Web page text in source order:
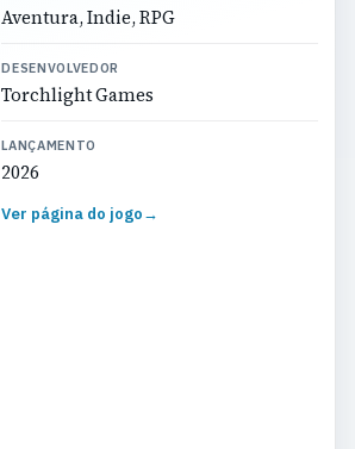
Aventura, Indie, RPG
DESENVOLVEDOR
Torchlight Games
LANÇAMENTO
2026
Ver página do jogo→